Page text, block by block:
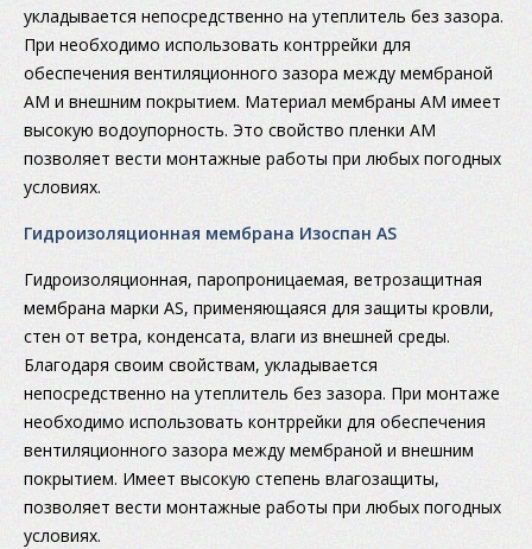
укладывается непосредственно на утеплитель без зазора.
При необходимо использовать контррейки для
обеспечения вентиляционного зазора между мембраной
АМ и внешним покрытием. Материал мембраны АМ имеет
высокую водоупорность. Это свойство пленки АМ
позволяет вести монтажные работы при любых погодных
условиях.
Гидроизоляционная мембрана Изоспан AS
Гидроизоляционная, паропроницаемая, ветрозащитная
мембрана марки AS, применяющаяся для защиты кровли,
стен от ветра, конденсата, влаги из внешней среды.
Благодаря своим свойствам, укладывается
непосредственно на утеплитель без зазора. При монтаже
необходимо использовать контррейки для обеспечения
вентиляционного зазора между мембраной и внешним
покрытием. Имеет высокую степень влагозащиты,
позволяет вести монтажные работы при любых погодных
условиях.